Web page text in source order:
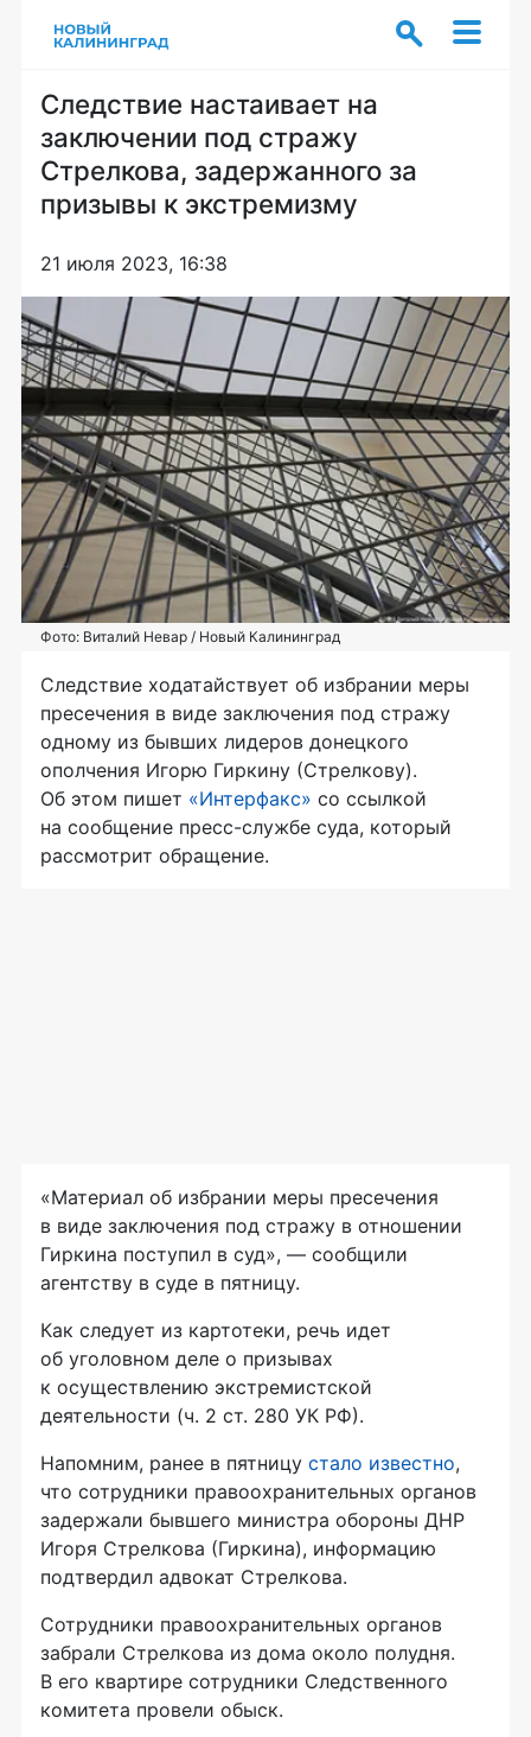
Следствие настаивает на
заключении под стражу
Стрелкова, задержанного за
призывы к экстремизму
21 июля 2023, 16:38
Фото: Виталий Невар / Новый Калининград
Следствие ходатайствует об избрании меры
пресечения в виде заключения под стражу
одному из бывших лидеров донецкого
ополчения Игорю Гиркину (Стрелкову).
Об этом пишет «Интерфакс» со ссылкой
на сообщение пресс-службе суда, который
рассмотрит обращение.
«Материал об избрании меры пресечения
в виде заключения под стражу в отношении
Гиркина поступил в суд», — сообщили
агентству в суде в пятницу.
Как следует из картотеки, речь идет
об уголовном деле о призывах
к осуществлению экстремистской
деятельности (ч. 2 ст. 280 УК РФ).
Напомним, ранее в пятницу стало известно,
что сотрудники правоохранительных органов
задержали бывшего министра обороны ДНР
Игоря Стрелкова (Гиркина), информацию
подтвердил адвокат Стрелкова.
Сотрудники правоохранительных органов
забрали Стрелкова из дома около полудня.
В его квартире сотрудники Следственного
комитета провели обыск.